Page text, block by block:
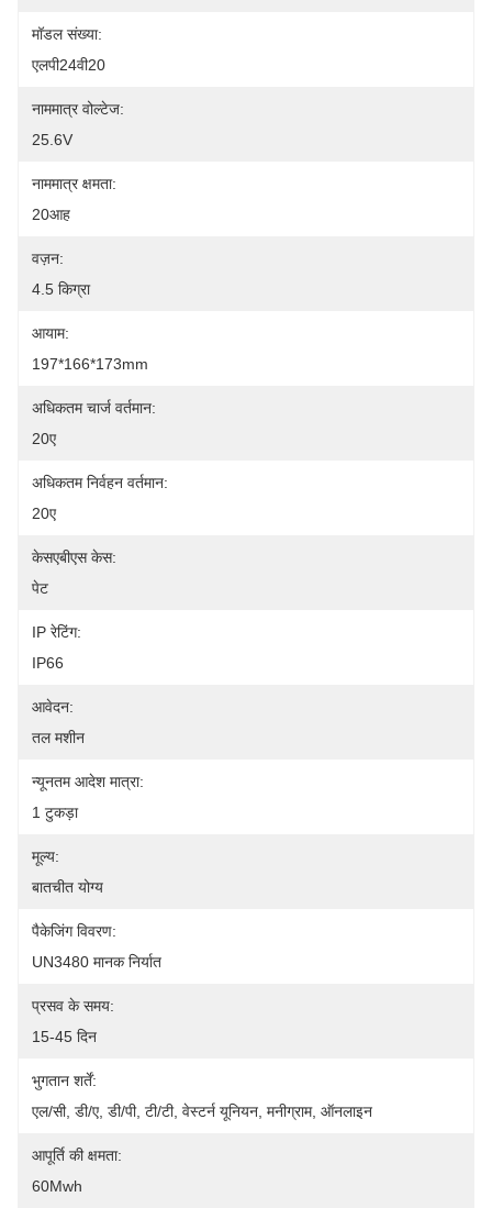
मॉडल संख्या:
एलपी24वी20
नाममात्र वोल्टेज:
25.6V
नाममात्र क्षमता:
20आह
वज़न:
4.5 किग्रा
आयाम:
197*166*173mm
अधिकतम चार्ज वर्तमान:
20ए
अधिकतम निर्वहन वर्तमान:
20ए
केसएबीएस केस:
पेट
IP रेटिंग:
IP66
आवेदन:
तल मशीन
न्यूनतम आदेश मात्रा:
1 टुकड़ा
मूल्य:
बातचीत योग्य
पैकेजिंग विवरण:
UN3480 मानक निर्यात
प्रसव के समय:
15-45 दिन
भुगतान शर्तें:
एल/सी, डी/ए, डी/पी, टी/टी, वेस्टर्न यूनियन, मनीग्राम, ऑनलाइन
आपूर्ति की क्षमता:
60Mwh